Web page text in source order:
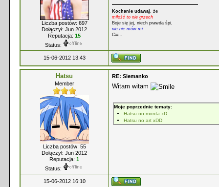
Liczba postów: 697
Dołączył: Jun 2012
Reputacja: 15
Status:
Kochanie udawaj , że
miłość to nie grzech
Boje się jej, niech prawda śpi,
nic nie mów mi
Ciii...
15-06-2012 13:43
Hatsu
Member
Liczba postów: 55
Dołączył: Jun 2012
Reputacja: 1
Status:
RE: Siemanko
Witam witam
Moje poprzednie tematy:
Hatsu no morda xD
Hatsu no art xDD
15-06-2012 16:10